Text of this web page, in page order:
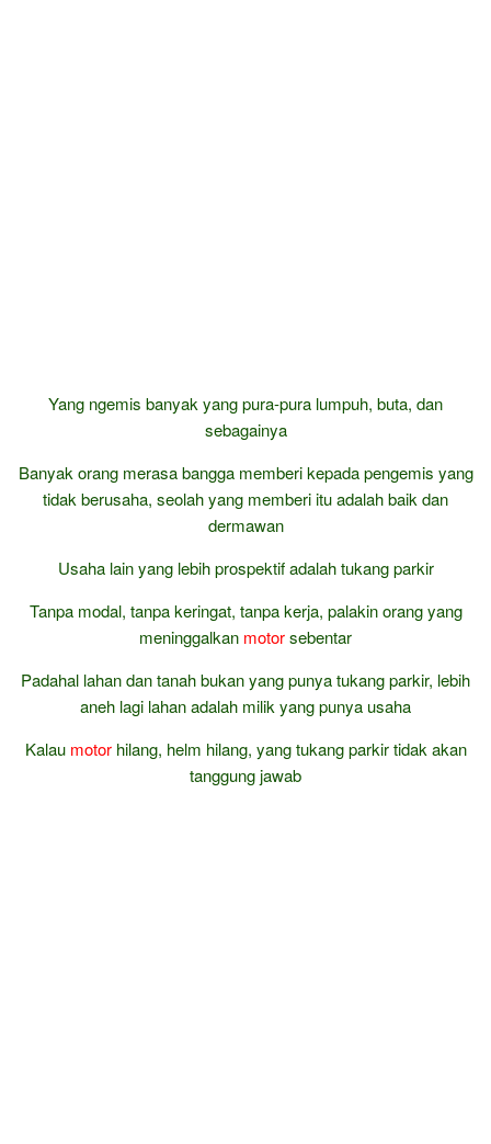
Yang ngemis banyak yang pura-pura lumpuh, buta, dan
sebagainya
Banyak orang merasa bangga memberi kepada pengemis yang
tidak berusaha, seolah yang memberi itu adalah baik dan
dermawan
Usaha lain yang lebih prospektif adalah tukang parkir
Tanpa modal, tanpa keringat, tanpa kerja, palakin orang yang
meninggalkan motorsebentar
Padahal lahan dan tanah bukan yang punya tukang parkir, lebih
aneh lagi lahan adalah milik yang punya usaha
Kalau motorhilang, helm hilang, yang tukang parkir tidak akan
tanggung jawab